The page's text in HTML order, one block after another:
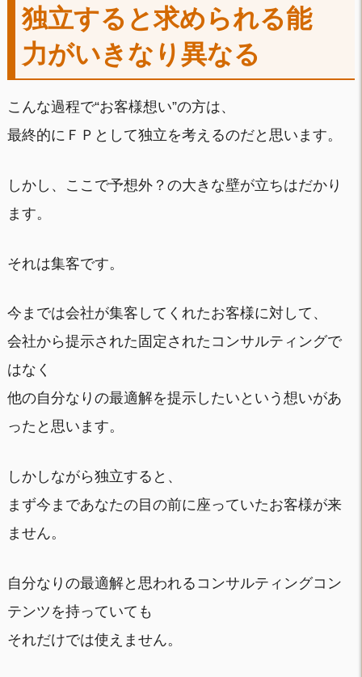
独立すると求められる能
力がいきなり異なる
こんな過程で“お客様想い”の方は、
最終的にＦＰとして独立を考えるのだと思います。
しかし、ここで予想外？の大きな壁が立ちはだかり
ます。
それは集客です。
今までは会社が集客してくれたお客様に対して、
会社から提示された固定されたコンサルティングで
はなく
他の自分なりの最適解を提示したいという想いがあ
ったと思います。
しかしながら独立すると、
まず今まであなたの目の前に座っていたお客様が来
ません。
自分なりの最適解と思われるコンサルティングコン
テンツを持っていても
それだけでは使えません。